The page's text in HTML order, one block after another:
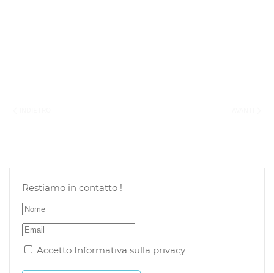
Restiamo in contatto !
Accetto Informativa sulla privacy